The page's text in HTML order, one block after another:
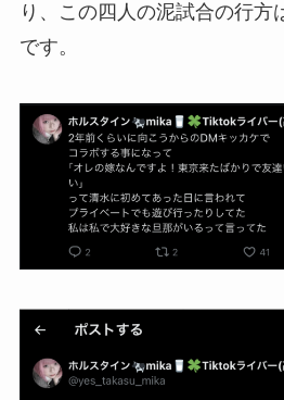
り、この四人の泥試合の行方
です。